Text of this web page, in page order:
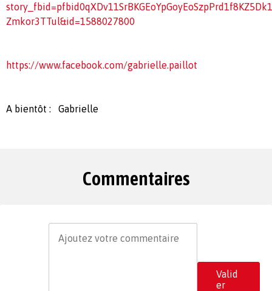
Zmkor3TTul&id=1588027800
https://www.facebook.com/gabrielle.paillot
A bientôt : Gabrielle
Commentaires
Valid
er